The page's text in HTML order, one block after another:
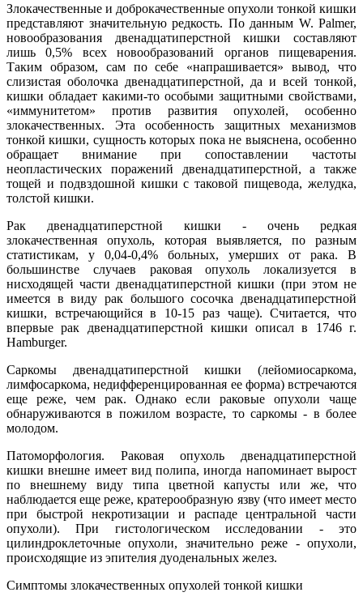
Злокачественные и доброкачественные опухоли тонкой кишки
представляют значительную редкость. По данным W. Palmer,
новообразования двенадцатиперстной кишки составляют
лишь 0,5% всех новообразований органов пищеварения.
Таким образом, сам по себе «напрашивается» вывод, что
слизистая оболочка двенадцатиперстной, да и всей тонкой,
кишки обладает какими-то особыми защитными свойствами,
«иммунитетом» против развития опухолей, особенно
злокачественных. Эта особенность защитных механизмов
тонкой кишки, сущность которых пока не выяснена, особенно
обращает внимание при сопоставлении частоты
неопластических поражений двенадцатиперстной, а также
тощей и подвздошной кишки с таковой пищевода, желудка,
толстой кишки.
Рак двенадцатиперстной кишки - очень редкая
злокачественная опухоль, которая выявляется, по разным
статистикам, у 0,04-0,4% больных, умерших от рака. В
большинстве случаев раковая опухоль локализуется в
нисходящей части двенадцатиперстной кишки (при этом не
имеется в виду рак большого сосочка двенадцатиперстной
кишки, встречающийся в 10-15 раз чаще). Считается, что
впервые рак двенадцатиперстной кишки описал в 1746 г.
Hamburger.
Саркомы двенадцатиперстной кишки (лейомиосаркома,
лимфосаркома, недифференцированная ее форма) встречаются
еще реже, чем рак. Однако если раковые опухоли чаще
обнаруживаются в пожилом возрасте, то саркомы - в более
молодом.
Патоморфология. Раковая опухоль двенадцатиперстной
кишки внешне имеет вид полипа, иногда напоминает вырост
по внешнему виду типа цветной капусты или же, что
наблюдается еще реже, кратерообразную язву (что имеет место
при быстрой некротизации и распаде центральной части
опухоли). При гистологическом исследовании - это
цилиндроклеточные опухоли, значительно реже - опухоли,
происходящие из эпителия дуоденальных желез.
Симптомы злокачественных опухолей тонкой кишки